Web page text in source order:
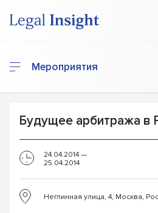
Мероприятия
Будущее арбитража в
24.04.2014 —
25.04.2014
Неглинная улица, 4, Москва,